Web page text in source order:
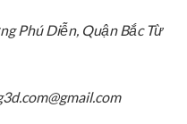
Phú Diễn, Quận Bắc Từ